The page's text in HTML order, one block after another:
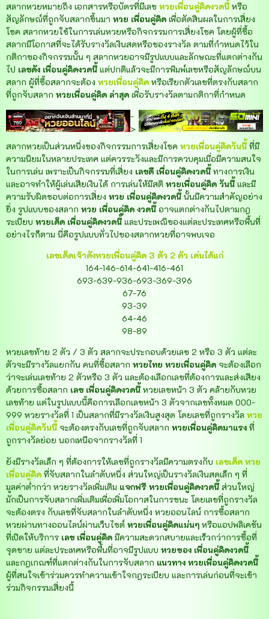
สลากหวยหมายถึง เอกสารหรือบัตรที่มีเลข หวยเพื่อนคู่คิดงวดนี้ หรือ
สัญลักษณ์ที่ถูกจับสลากขึ้นมา หวย เพื่อนคู่คิด เพื่อตัดสินผลในการเสี่ยง
โชค สลากหวยใช้ในการเล่นหวยหรือกิจกรรมการเสี่ยงโชค โดยผู้ที่ซื้อ
สลากมีโอกาสที่จะได้รับรางวัลเงินสดหรือของรางวัล ตามที่กำหนดไว้ใน
กติกาของกิจกรรมนั้น ๆ สลากหวยอาจมีรูปแบบและลักษณะที่แตกต่างกัน
ไป เลขดัง เพื่อนคู่คิดงวดนี้ แต่ปกติแล้วจะมีการพิมพ์เลขหรือสัญลักษณ์บน
สลาก ผู้ที่ซื้อสลากจะต้อง หวยเพื่อนคู่คิด หรือเรียกตัวเลขที่ตรงกับสลาก
ที่ถูกจับสลาก หวยเพื่อนคู่คิด ล่าสุด เพื่อรับรางวัลตามกติกาที่กำหนด
-
>
สลากหวยเป็นส่วนหนึ่งของกิจกรรมการเสี่ยงโชค หวยเพื่อนคู่คิดวันนี้ ที่มี
ความนิยมในหลายประเทศ แต่ควรระวังและมีการควบคุมเมื่อมีความสนใจ
ในการเล่น เพราะเป็นกิจกรรมที่เสี่ยง เลขดี เพื่อนคู่คิดงวดนี้ ทางการเงิน
และอาจทำให้ผู้เล่นเสียเงินได้ การเล่นให้มีสติ หวยเพื่อนคู่คิด วันนี้ และมี
ความรับผิดชอบต่อการเสี่ยง หวย เพื่อนคู่คิดงวดนี้ นั้นมีความสำคัญอย่าง
ยิ่ง รูปแบบของสลาก หวย เพื่อนคู่คิด งวดนี้ อาจแตกต่างกันไปตามกฎ
ระเบียบ หวยเด็ด เพื่อนคู่คิดงวดนี้ และประเพณีของแต่ละประเทศหรือพื้นที่
อย่างไรก็ตาม นี่คือรูปแบบทั่วไปของสลากหวยที่อาจพบเจอ
เลขเด็ดเจ้าดังหวยเพื่อนคู่คิด 3 ตัว 2 ตัว เด่นได้แก่
164-146-614-641-416-461
693-639-936-693-369-396
67-76
93-39
64-46
98-89
หวยเลขท้าย 2 ตัว / 3 ตัว สลากจะประกอบด้วยเลข 2 หรือ 3 ตัว แต่ละ
ตัวจะมีรางวัลแยกกัน คนที่ซื้อสลาก หวยไทย หวยเพื่อนคู่คิด จะต้องเลือก
ว่าจะเล่นเลขท้าย 2 ตัวหรือ 3 ตัว และต้องเลือกเลขที่ต้องการและส่งเสียง
ด้วยการซื้อสลาก เลข เพื่อนคู่คิดงวดนี้ หวยเลขหน้า 3 ตัว คล้ายกับหวย
เลขท้าย แต่ในรูปแบบนี้คือการเลือกเลขหน้า 3 ตัวจากเลขทั้งหมด 000-
999 หวยรางวัลที่ 1 เป็นสลากที่มีรางวัลเงินสูงสุด โดยเลขที่ถูกรางวัล หวย
เพื่อนคู่คิดวันนี้ จะต้องตรงกับเลขที่ถูกจับสลาก หวยเพื่อนคู่คิดมาแรง ที่
ถูกรางวัลย่อย นอกเหนือจากรางวัลที่ 1
ยังมีรางวัลเล็ก ๆ ที่ต้องการให้เลขที่ถูกรางวัลมีความตรงกับ เลขเด็ด หวย
เพื่อนคู่คิด ที่จับสลากในลำดับหนึ่ง ส่วนใหญ่เป็นรางวัลเงินสดเล็ก ๆ ที่
มูลค่าต่ำกว่า หวยรางวัลเพิ่มเติม แจกฟรี หวยเพื่อนคู่คิดงวดนี้ ส่วนใหญ่
มักเป็นการจับสลากเพิ่มเติมเพื่อเพิ่มโอกาสในการชนะ โดยเลขที่ถูกรางวัล
จะต้องตรง กับเลขที่จับสลากในลำดับหนึ่ง หวยออนไลน์ การซื้อสลาก
หวยผ่านทางออนไลน์ผ่านเว็บไซต์ หวยเพื่อนคู่คิดแม่นๆ หรือแอปพลิเคชัน
ที่เปิดให้บริการ เลข เพื่อนคู่คิด มีความสะดวกสบายและเร็วกว่าการซื้อที่
จุดขาย แต่ละประเทศหรือพื้นที่อาจมีรูปแบบ หวยซอง เพื่อนคู่คิดงวดนี้
และกฎเกณฑ์ที่แตกต่างกันในการจับสลาก แนวทาง หวยเพื่อนคู่คิดงวดนี้
ผู้ที่สนใจเข้าร่วมควรทำความเข้าใจกฎระเบียบ และการเล่นก่อนที่จะเข้า
ร่วมกิจกรรมเสี่ยงนี้